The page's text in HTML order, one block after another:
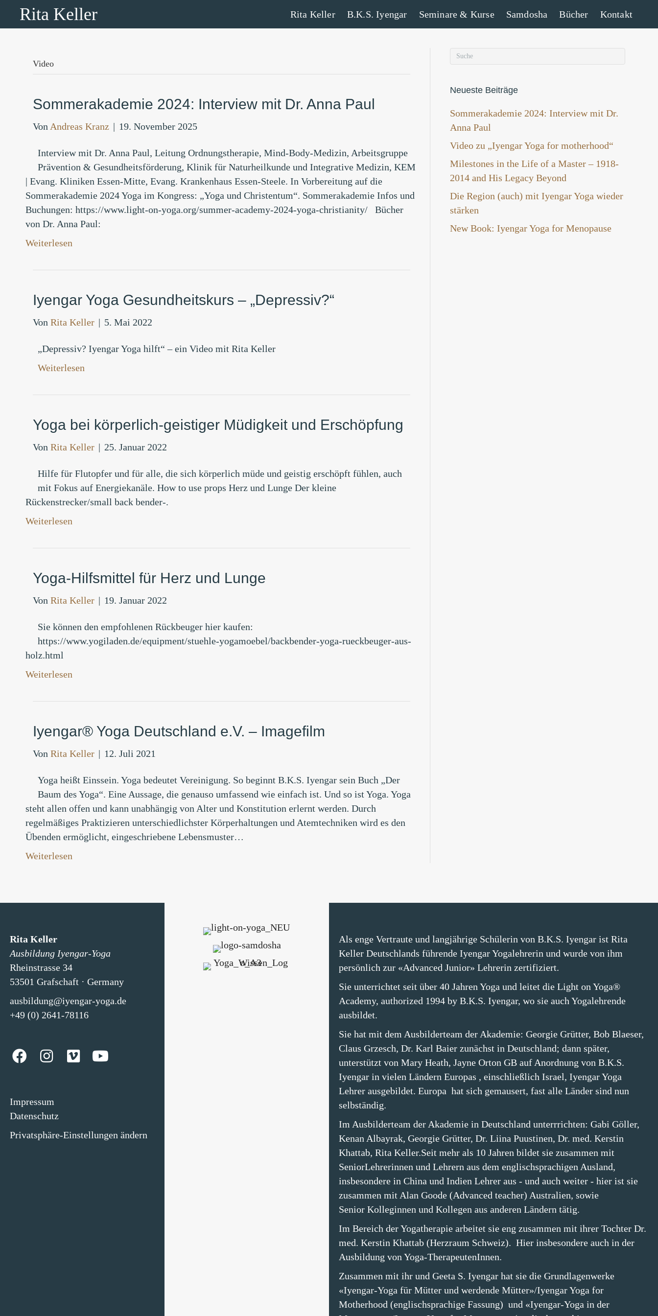
Rita Keller Rita Keller B.K.S. Iyengar Seminare & Kurse Samdosha Bücher Kontakt
Video
Sommerakademie 2024: Interview mit Dr. Anna Paul
Von Andreas Kranz | 19. November 2025
Interview mit Dr. Anna Paul, Leitung Ordnungstherapie, Mind-Body-Medizin, Arbeitsgruppe
Prävention & Gesundheitsförderung, Klinik für Naturheilkunde und Integrative Medizin, KEM
| Evang. Kliniken Essen-Mitte, Evang. Krankenhaus Essen-Steele. In Vorbereitung auf die
Sommerakademie 2024 Yoga im Kongress: „Yoga und Christentum“. Sommerakademie Infos und
Buchungen: https://www.light-on-yoga.org/summer-academy-2024-yoga-christianity/ Bücher
von Dr. Anna Paul:
Weiterlesen
Iyengar Yoga Gesundheitskurs – „Depressiv?“
VonRita Keller | 5. Mai 2022
„Depressiv? Iyengar Yoga hilft“ – ein Video mit Rita Keller
Weiterlesen
Yoga bei körperlich-geistiger Müdigkeit und Erschöpfung
VonRita Keller | 25. Januar 2022
Hilfe für Flutopfer und für alle, die sich körperlich müde und geistig erschöpft fühlen, auch
mit Fokus auf Energiekanäle. How to use props Herz und Lunge Der kleine
Rückenstrecker/small back bender-.
Weiterlesen
Yoga-Hilfsmittel für Herz und Lunge
VonRita Keller | 19. Januar 2022
Sie können den empfohlenen Rückbeuger hier kaufen:
https://www.yogiladen.de/equipment/stuehle-yogamoebel/backbender-yoga-rueckbeuger-aus-
holz.html
Weiterlesen
Iyengar® Yoga Deutschland e.V. – Imagefilm
VonRita Keller | 12. Juli 2021
Yoga heißt Einssein. Yoga bedeutet Vereinigung. So beginnt B.K.S. Iyengar sein Buch „Der
Baum des Yoga“. Eine Aussage, die genauso umfassend wie einfach ist. Und so ist Yoga. Yoga
steht allen offen und kann unabhängig von Alter und Konstitution erlernt werden. Durch
regelmäßiges Praktizieren unterschiedlichster Körperhaltungen und Atemtechniken wird es den
Übenden ermöglicht, eingeschriebene Lebensmuster…
Weiterlesen
Neueste Beiträge
Sommerakademie 2024: Interview mit Dr.
Anna Paul
Video zu „Iyengar Yoga for motherhood“
Milestones in the Life of a Master – 1918-
2014 and His Legacy Beyond
Die Region (auch) mit Iyengar Yoga wieder
stärken
New Book: Iyengar Yoga for Menopause
Rita Keller
Ausbildung Iyengar-Yoga
Rheinstrasse 34
53501 Grafschaft · Germany
ausbildung@iyengar-yoga.de
+49 (0) 2641-78116
Impressum
Datenschutz
Privatsphäre-Einstellungen ändern
Als enge Vertraute und langjährige Schülerin von B.K.S. Iyengar ist Rita
Keller Deutschlands führende Iyengar Yogalehrerin und wurde von ihm
persönlich zur «Advanced Junior» Lehrerin zertifiziert.
Sie unterrichtet seit über 40 Jahren Yoga und leitet die Light on Yoga®
Academy, authorized 1994 by B.K.S. Iyengar, wo sie auch Yogalehrende
ausbildet.
Sie hat mit dem Ausbilderteam der Akademie: Georgie Grütter, Bob Blaeser,
Claus Grzesch, Dr. Karl Baier zunächst in Deutschland; dann später,
unterstützt von Mary Heath, Jayne Orton GB auf Anordnung von B.K.S.
Iyengar in vielen Ländern Europas , einschließlich Israel, Iyengar Yoga
Lehrer ausgebildet. Europa hat sich gemausert, fast alle Länder sind nun
selbständig.
Im Ausbilderteam der Akademie in Deutschland unterrrichten: Gabi Göller,
Kenan Albayrak, Georgie Grütter, Dr. Liina Puustinen, Dr. med. Kerstin
Khattab, Rita Keller.Seit mehr als 10 Jahren bildet sie zusammen mit
SeniorLehrerinnen und Lehrern aus dem englischsprachigen Ausland,
insbesondere in China und Indien Lehrer aus - und auch weiter - hier ist sie
zusammen mit Alan Goode (Advanced teacher) Australien, sowie
Senior Kolleginnen und Kollegen aus anderen Ländern tätig.
Im Bereich der Yogatherapie arbeitet sie eng zusammen mit ihrer Tochter Dr.
med. Kerstin Khattab (Herzraum Schweiz). Hier insbesondere auch in der
Ausbildung von Yoga-TherapeutenInnen.
Zusammen mit ihr und Geeta S. Iyengar hat sie die Grundlagenwerke
«Iyengar-Yoga für Mütter und werdende Mütter»/Iyengar Yoga for
Motherhood (englischsprachige Fassung) und «Iyengar-Yoga in der